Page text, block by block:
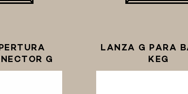
G
LANZA G PARA
KEG